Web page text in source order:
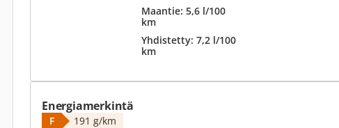
Maantie: 5,6 l/100
km
Yhdistetty: 7,2 l/100
km
Energiamerkintä
F 191 g/km